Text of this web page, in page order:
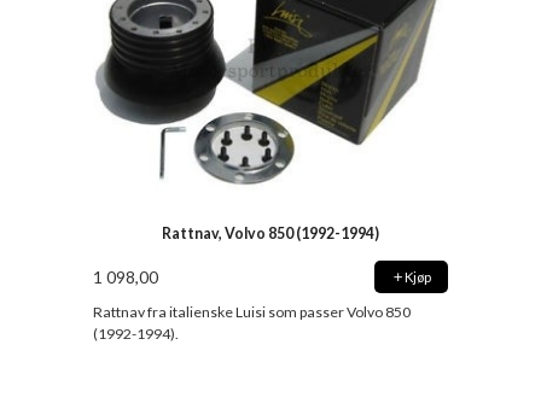
Rattnav, Volvo 850 (1992-1994)
1 098,00 Kjøp
Rattnav fra italienske Luisi som passer Volvo 850
(1992-1994).